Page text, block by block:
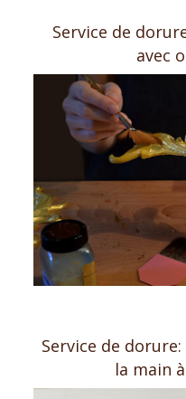
Service de
avec
Service de
la main